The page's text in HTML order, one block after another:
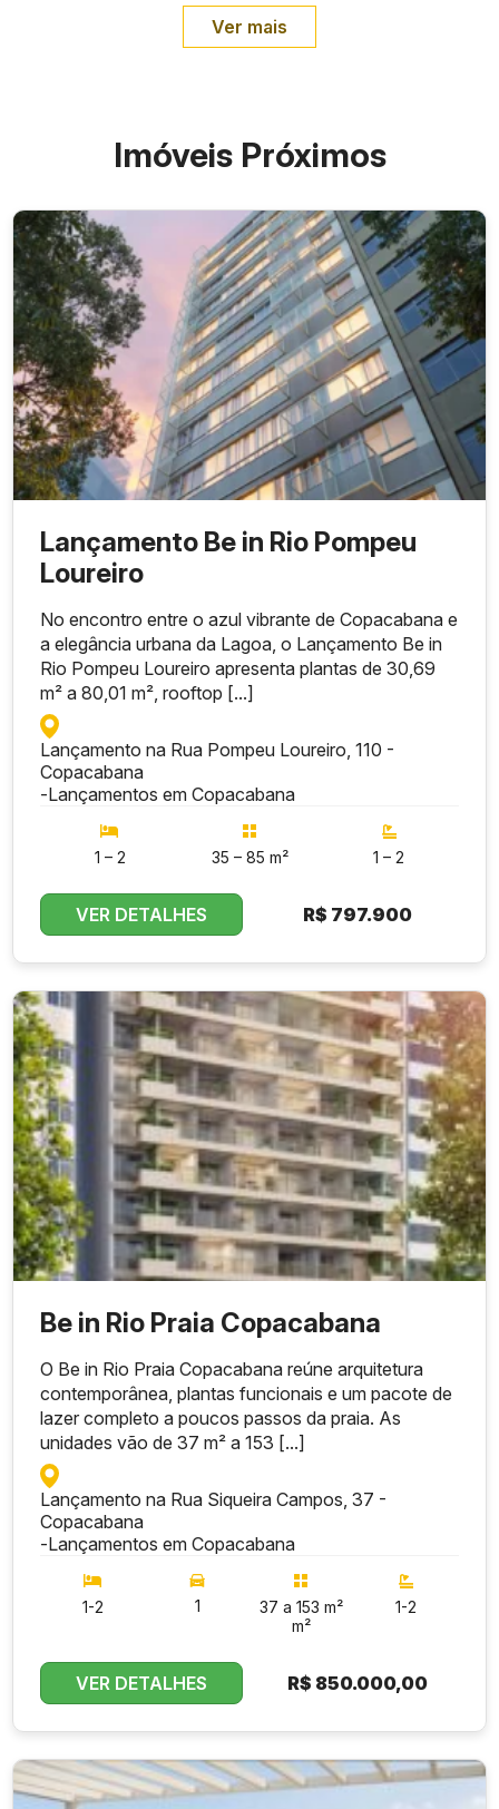
Ver mais
Imóveis Próximos
Lançamento Be in Rio Pompeu
Loureiro
No encontro entre o azul vibrante de Copacabana e
a elegância urbana da Lagoa, o Lançamento Be in
Rio Pompeu Loureiro apresenta plantas de 30,69
m² a 80,01 m², rooftop [...]
Lançamento na Rua Pompeu Loureiro, 110 -
Copacabana
-Lançamentos em Copacabana
1 – 2 35 – 85 m² 1 – 2
VER DETALHES R$ 797.900
Be in Rio Praia Copacabana
O Be in Rio Praia Copacabana reúne arquitetura
contemporânea, plantas funcionais e um pacote de
lazer completo a poucos passos da praia. As
unidades vão de 37 m² a 153 [...]
Lançamento na Rua Siqueira Campos, 37 -
Copacabana
-Lançamentos em Copacabana
1-2 1
37 a 153 m²
m²
1-2
VER DETALHES R$ 850.000,00